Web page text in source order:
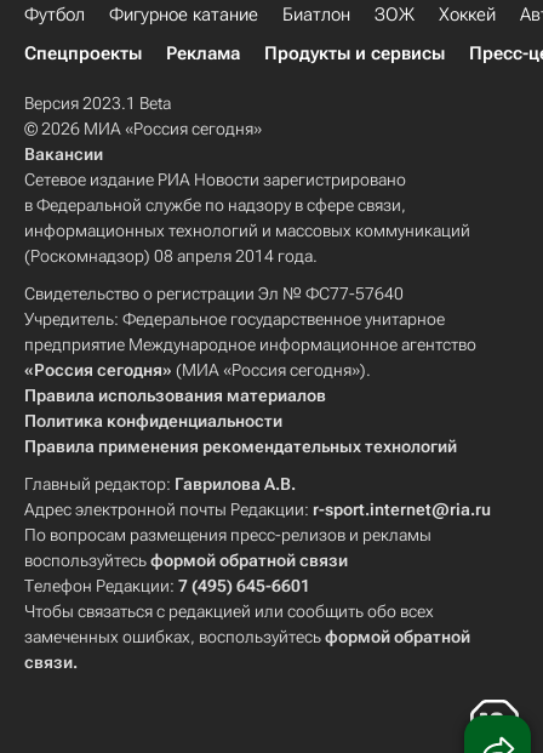
Футбол Фигурное катание Биатлон ЗОЖ Хоккей
Спецпроекты
Реклама Продукты и сервисы Пресс-
Версия 2023.1 Beta
© 2026 МИА «Россия сегодня»
Вакансии
Сетевое издание РИА Новости зарегистрировано
в Федеральной службе по надзору в сфере связи,
информационных технологий и массовых коммуникаций
(Роскомнадзор) 08 апреля 2014 года.
Свидетельство о регистрации Эл № ФС77-57640
Учредитель: Федеральное государственное унитарное
предприятие Международное информационное агентство
«Россия сегодня» (МИА «Россия сегодня»).
Правила использования материалов
Политика конфиденциальности
Правила применения рекомендательных технологий
Главный редактор: Гаврилова А.В.
Адрес электронной почты Редакции: r-sport.internet@ria.ru
По вопросам размещения пресс-релизов и рекламы
воспользуйтесьформой обратной связи
Телефон Редакции: 7 (495) 645-6601
Чтобы связаться с редакцией или сообщить обо всех
замеченных ошибках, воспользуйтесьформой обратной
связи.